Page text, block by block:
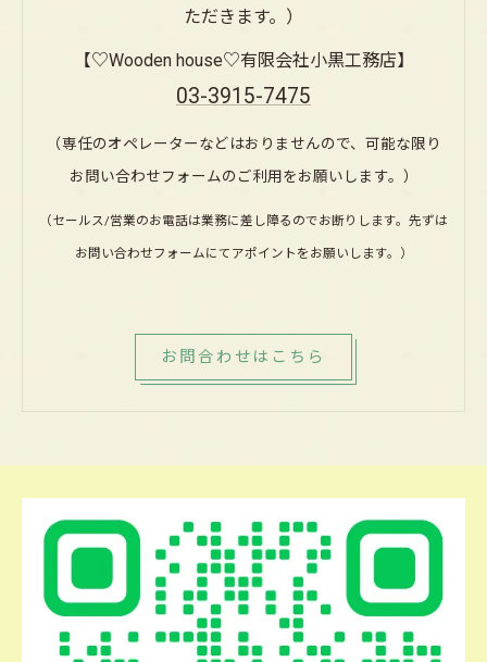
ただきます。）
【♡Wooden house♡有限会社小黒工務店】
03-3915-7475
（専任のオペレーターなどはおりませんので、可能な限り
お問い合わせフォームのご利用をお願いします。）
（セールス/営業のお電話は業務に差し障るのでお断りします。先ずは
お問い合わせフォームにてアポイントをお願いします。）
お問合わせはこちら